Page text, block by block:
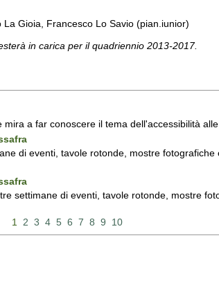
Gioia, Francesco Lo Savio (pian.iunior)
in carica per il quadriennio 2013-2017.
a far conoscere il tema dell'accessibilità
di eventi, tavole rotonde, mostre
settimane di eventi, tavole rotonde, mostre
1
2 3 4 5 6 7 8 9 10